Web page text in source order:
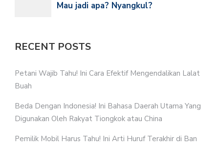
RECENT POSTS
Petani Wajib Tahu! Ini Cara Efektif Mengendalikan Lalat
Buah
Beda Dengan Indonesia! Ini Bahasa Daerah Utama Yang
Digunakan Oleh Rakyat Tiongkok atau China
Pemilik Mobil Harus Tahu! Ini Arti Huruf Terakhir di Ban